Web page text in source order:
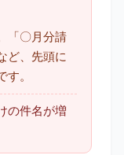
「〇月分請
ど、先頭に
。
の件名が増